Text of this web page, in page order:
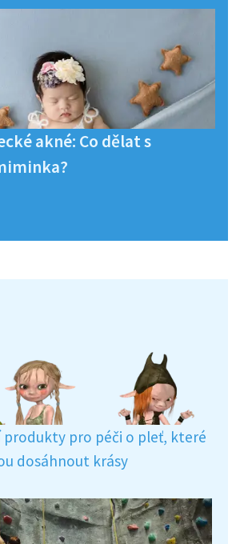
akné: Co dělat s
produkty pro péči o pleť, které
dosáhnout krásy